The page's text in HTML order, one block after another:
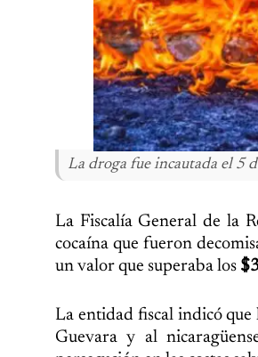
La droga fue incautada el 5
La Fiscalía General de la
cocaína que fueron
un valor que superaba los
La entidad fiscal indicó
Guevara y al